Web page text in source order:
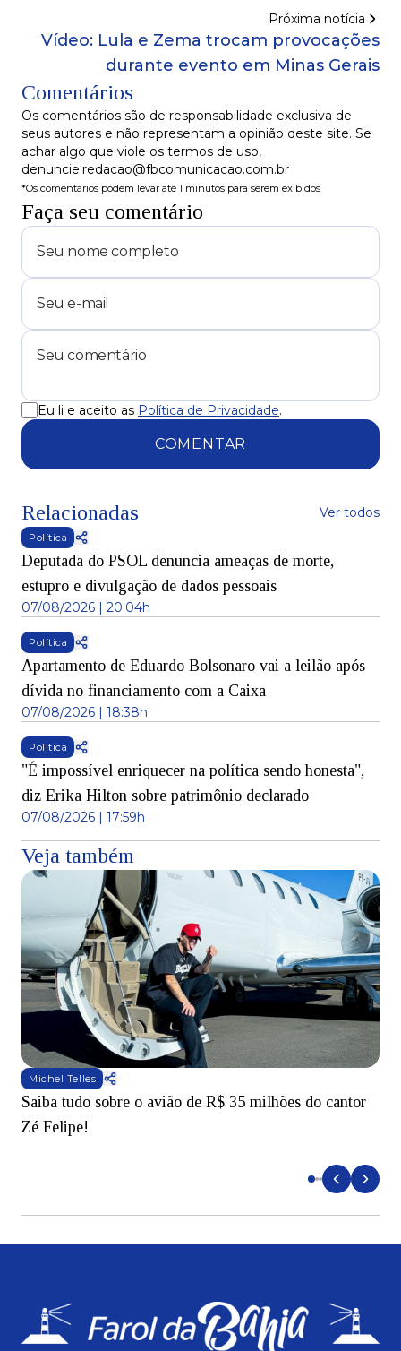
Próxima notícia
Vídeo: Lula e Zema trocam provocações
durante evento em Minas Gerais
Comentários
Os comentários são de responsabilidade exclusiva de
seus autores e não representam a opinião deste site. Se
achar algo que viole os termos de uso,
denuncie:redacao@fbcomunicacao.com.br
*Os comentários podem levar até 1 minutos para serem exibidos
Faça seu comentário
Eu li e aceito as Política de Privacidade.
COMENTAR
Relacionadas Ver todos
Política
Deputada do PSOL denuncia ameaças de morte,
estupro e divulgação de dados pessoais
07/08/2026 | 20:04h
Política
Apartamento de Eduardo Bolsonaro vai a leilão após
dívida no financiamento com a Caixa
07/08/2026 | 18:38h
Política
"É impossível enriquecer na política sendo honesta",
diz Erika Hilton sobre patrimônio declarado
07/08/2026 | 17:59h
Veja também
Michel Telles
Saiba tudo sobre o avião de R$ 35 milhões do cantor
Zé Felipe!